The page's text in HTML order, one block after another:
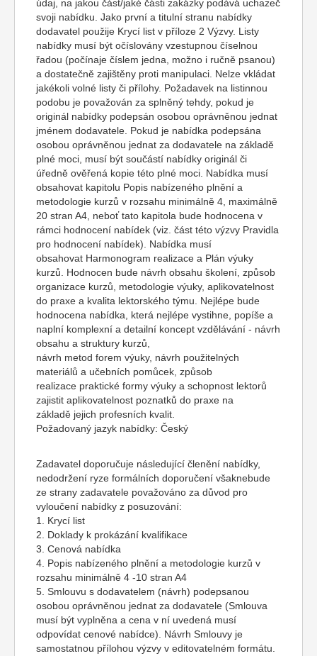
údaj, na jakou část/jaké části zakázky podává uchazeč
svoji nabídku. Jako první a titulní stranu nabídky
dodavatel použije Krycí list v příloze 2 Výzvy. Listy
nabídky musí být očíslovány vzestupnou číselnou
řadou (počínaje číslem jedna, možno i ručně psanou)
a dostatečně zajištěny proti manipulaci. Nelze vkládat
jakékoli volné listy či přílohy. Požadavek na listinnou
podobu je považován za splněný tehdy, pokud je
originál nabídky podepsán osobou oprávněnou jednat
jménem dodavatele. Pokud je nabídka podepsána
osobou oprávněnou jednat za dodavatele na základě
plné moci, musí být součástí nabídky originál či
úředně ověřená kopie této plné moci. Nabídka musí
obsahovat kapitolu Popis nabízeného plnění a
metodologie kurzů v rozsahu minimálně 4, maximálně
20 stran A4, neboť tato kapitola bude hodnocena v
rámci hodnocení nabídek (viz. část této výzvy Pravidla
pro hodnocení nabídek). Nabídka musí
obsahovat Harmonogram realizace a Plán výuky
kurzů. Hodnocen bude návrh obsahu školení, způsob
organizace kurzů, metodologie výuky, aplikovatelnost
do praxe a kvalita lektorského týmu. Nejlépe bude
hodnocena nabídka, která nejlépe vystihne, popíše a
naplní komplexní a detailní koncept vzdělávání - návrh
obsahu a struktury kurzů,
návrh metod forem výuky, návrh použitelných
materiálů a učebních pomůcek, způsob
realizace praktické formy výuky a schopnost lektorů
zajistit aplikovatelnost poznatků do praxe na
základě jejich profesních kvalit.
Požadovaný jazyk nabídky: Český
Zadavatel doporučuje následující členění nabídky,
nedodržení ryze formálních doporučení všaknebude
ze strany zadavatele považováno za důvod pro
vyloučení nabídky z posuzování:
1. Krycí list
2. Doklady k prokázání kvalifikace
3. Cenová nabídka
4. Popis nabízeného plnění a metodologie kurzů v
rozsahu minimálně 4 -10 stran A4
5. Smlouvu s dodavatelem (návrh) podepsanou
osobou oprávněnou jednat za dodavatele (Smlouva
musí být vyplněna a cena v ní uvedená musí
odpovídat cenové nabídce). Návrh Smlouvy je
samostatnou přílohou výzvy v editovatelném formátu.